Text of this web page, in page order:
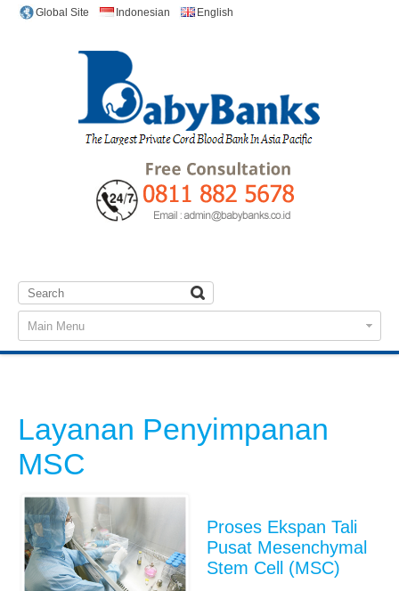
Global Site Indonesian English
Main Menu
Layanan Penyimpanan
MSC
Proses Ekspan Tali
Pusat Mesenchymal
Stem Cell (MSC)